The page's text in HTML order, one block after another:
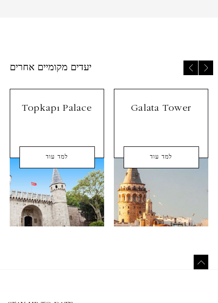
יעדים מקומיים אחרים
למד עוד
Galata Tower
למד עוד
Topkapı Palace